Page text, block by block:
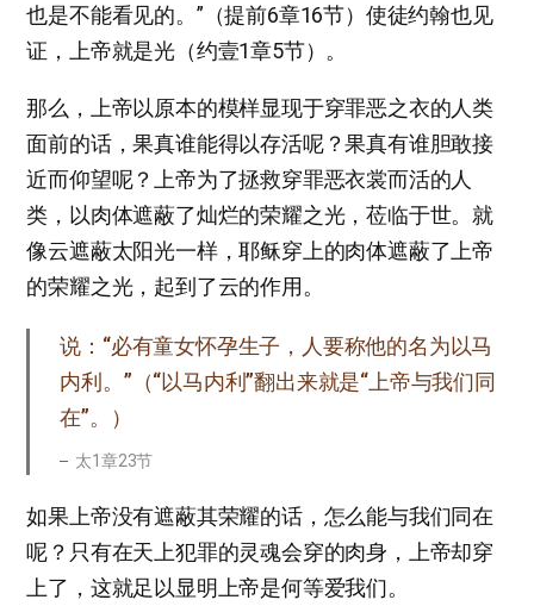
也是不能看见的。”（提前6章16节）使徒约翰也见
证，上帝就是光（约壹1章5节）。
那么，上帝以原本的模样显现于穿罪恶之衣的人类
面前的话，果真谁能得以存活呢？果真有谁胆敢接
近而仰望呢？上帝为了拯救穿罪恶衣裳而活的人
类，以肉体遮蔽了灿烂的荣耀之光，莅临于世。就
像云遮蔽太阳光一样，耶稣穿上的肉体遮蔽了上帝
的荣耀之光，起到了云的作用。
说：“必有童女怀孕生子，人要称他的名为以马
内利。”（“以马内利”翻出来就是“上帝与我们同
在”。）
太1章23节
如果上帝没有遮蔽其荣耀的话，怎么能与我们同在
呢？只有在天上犯罪的灵魂会穿的肉身，上帝却穿
上了，这就足以显明上帝是何等爱我们。